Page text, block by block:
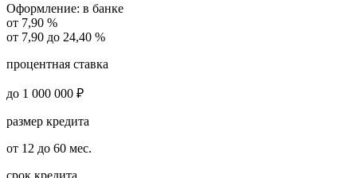
Оформление: в банке
от 7,90 %
от 7,90 до 24,40 %
процентная ставка
до 1 000 000 ₽
размер кредита
от 12 до 60 мес.
срок кредита